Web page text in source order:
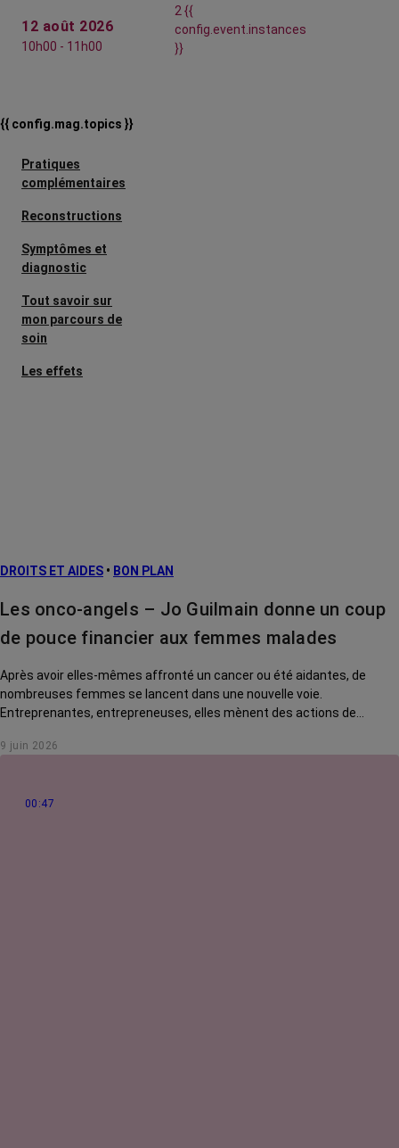
12 août 2026
10h00 - 11h00
2 {{
config.event.instances
}}
{{ config.mag.topics }}
Pratiques
complémentaires
Reconstructions
Symptômes et
diagnostic
Tout savoir sur
mon parcours de
soin
Les effets
Traitements
La vie autour
DROITS ET AIDES • BON PLAN
Les onco-angels – Jo Guilmain donne un coup
de pouce financier aux femmes malades
Après avoir elles-mêmes affronté un cancer ou été aidantes, de
nombreuses femmes se lancent dans une nouvelle voie.
Entreprenantes, entrepreneuses, elles mènent des actions de
Jo Guilmain, créatrice de l'association Mes amis, mes amours.
9 juin 2026
00:47